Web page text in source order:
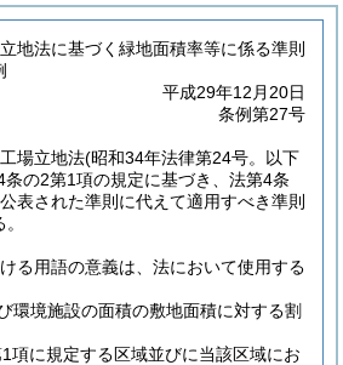
地法に基づく緑地面積率等に係る準則
平成29年12月20日
条例第27号
場立地法(昭和34年法律第24号。以下
条の2第1項の規定に基づき、法第4条
表された準則に代えて適用すべき準則
る用語の意義は、法において使用する
環境施設の面積の敷地面積に対する割
項に規定する区域並びに当該区域にお